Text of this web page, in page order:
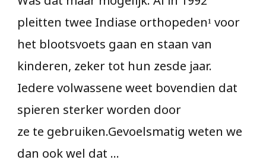
pleitten twee Indiase orthopeden¹ voor
het blootsvoets gaan en staan van
kinderen, zeker tot hun zesde jaar.
Iedere volwassene weet bovendien dat
spieren sterker worden door
ze te gebruiken.Gevoelsmatig weten we
dan ook wel dat …